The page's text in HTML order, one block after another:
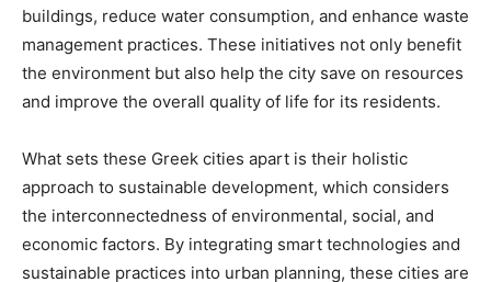
buildings, reduce water consumption, and enhance waste
management practices. These initiatives not only benefit
the environment but also help the city save on resources
and improve the overall quality of life for its residents.
What sets these Greek cities apart is their holistic
approach to sustainable development, which considers
the interconnectedness of environmental, social, and
economic factors. By integrating smart technologies and
sustainable practices into urban planning, these cities are